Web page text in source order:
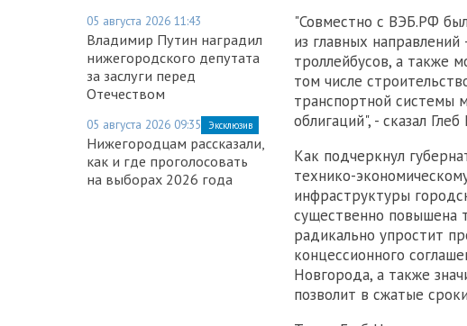
05 августа 2026 11:43
Владимир Путин наградил
нижегородского депутата
за заслуги перед
Отечеством
05 августа 2026 09:35 Эксклюзив
Нижегородцам рассказали,
как и где проголосовать
на выборах 2026 года
"Совместно с ВЭБ.РФ
из главных
троллейбусов, а также
том числе
транспортной системы
облигаций", - сказал
Как подчеркнул
технико-
инфраструктуры
существенно повышена
радикально упростит
концессионного
Новгорода, а также
позволит в сжатые